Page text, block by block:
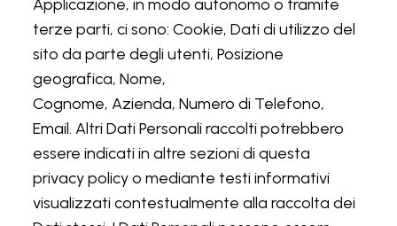
Applicazione, in modo autonomo o tramite
terze parti, ci sono: Cookie, Dati di utilizzo del
sito da parte degli utenti, Posizione
geografica, Nome,
Cognome, Azienda, Numero di Telefono,
Email. Altri Dati Personali raccolti potrebbero
essere indicati in altre sezioni di questa
privacy policy o mediante testi informativi
visualizzati contestualmente alla raccolta dei